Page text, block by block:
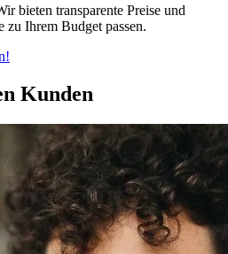
bieten transparente Preise und
zu Ihrem Budget passen.
Kunden